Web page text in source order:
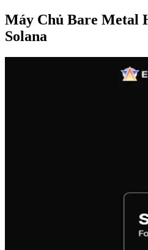
Máy Chủ Bare Metal
Solana